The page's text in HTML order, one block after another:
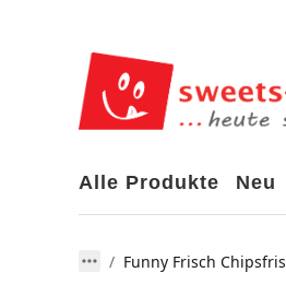
Alle Produkte Neu
Funny Frisch